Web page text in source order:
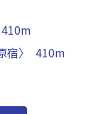
宿〉 410m